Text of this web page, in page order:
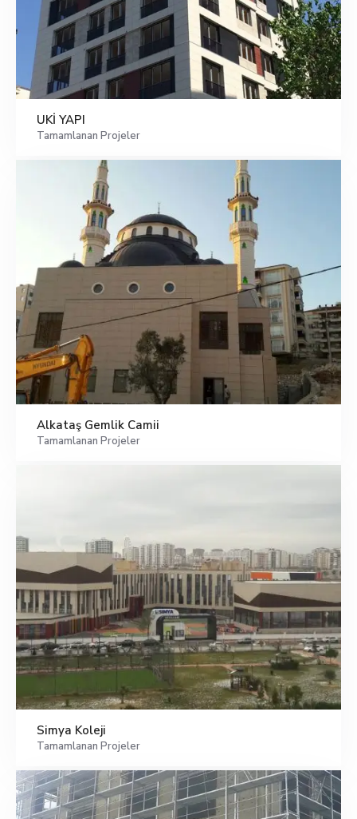
UKİ YAPI
Tamamlanan Projeler
Alkataş Gemlik Camii
Tamamlanan Projeler
Simya Koleji
Tamamlanan Projeler